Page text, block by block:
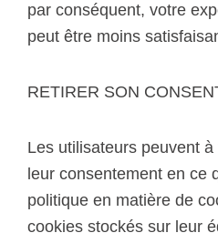
par conséquent, votre
peut être moins
RETIRER SON
Les utilisateurs peuvent
leur consentement en ce
politique en matière de
cookies stockés sur leur